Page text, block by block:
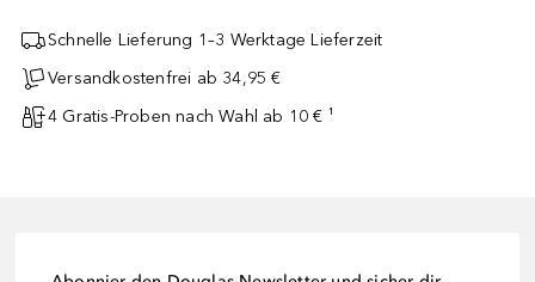
Schnelle Lieferung 1–3 Werktage Lieferzeit
Versandkostenfrei ab 34,95 €
4 Gratis-Proben nach Wahl ab 10 € ¹